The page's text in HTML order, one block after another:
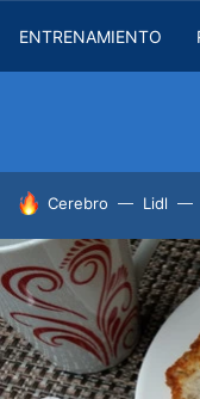
ENTRENAMIENTO
HOY SE HABLA DE
Cerebro Lidl